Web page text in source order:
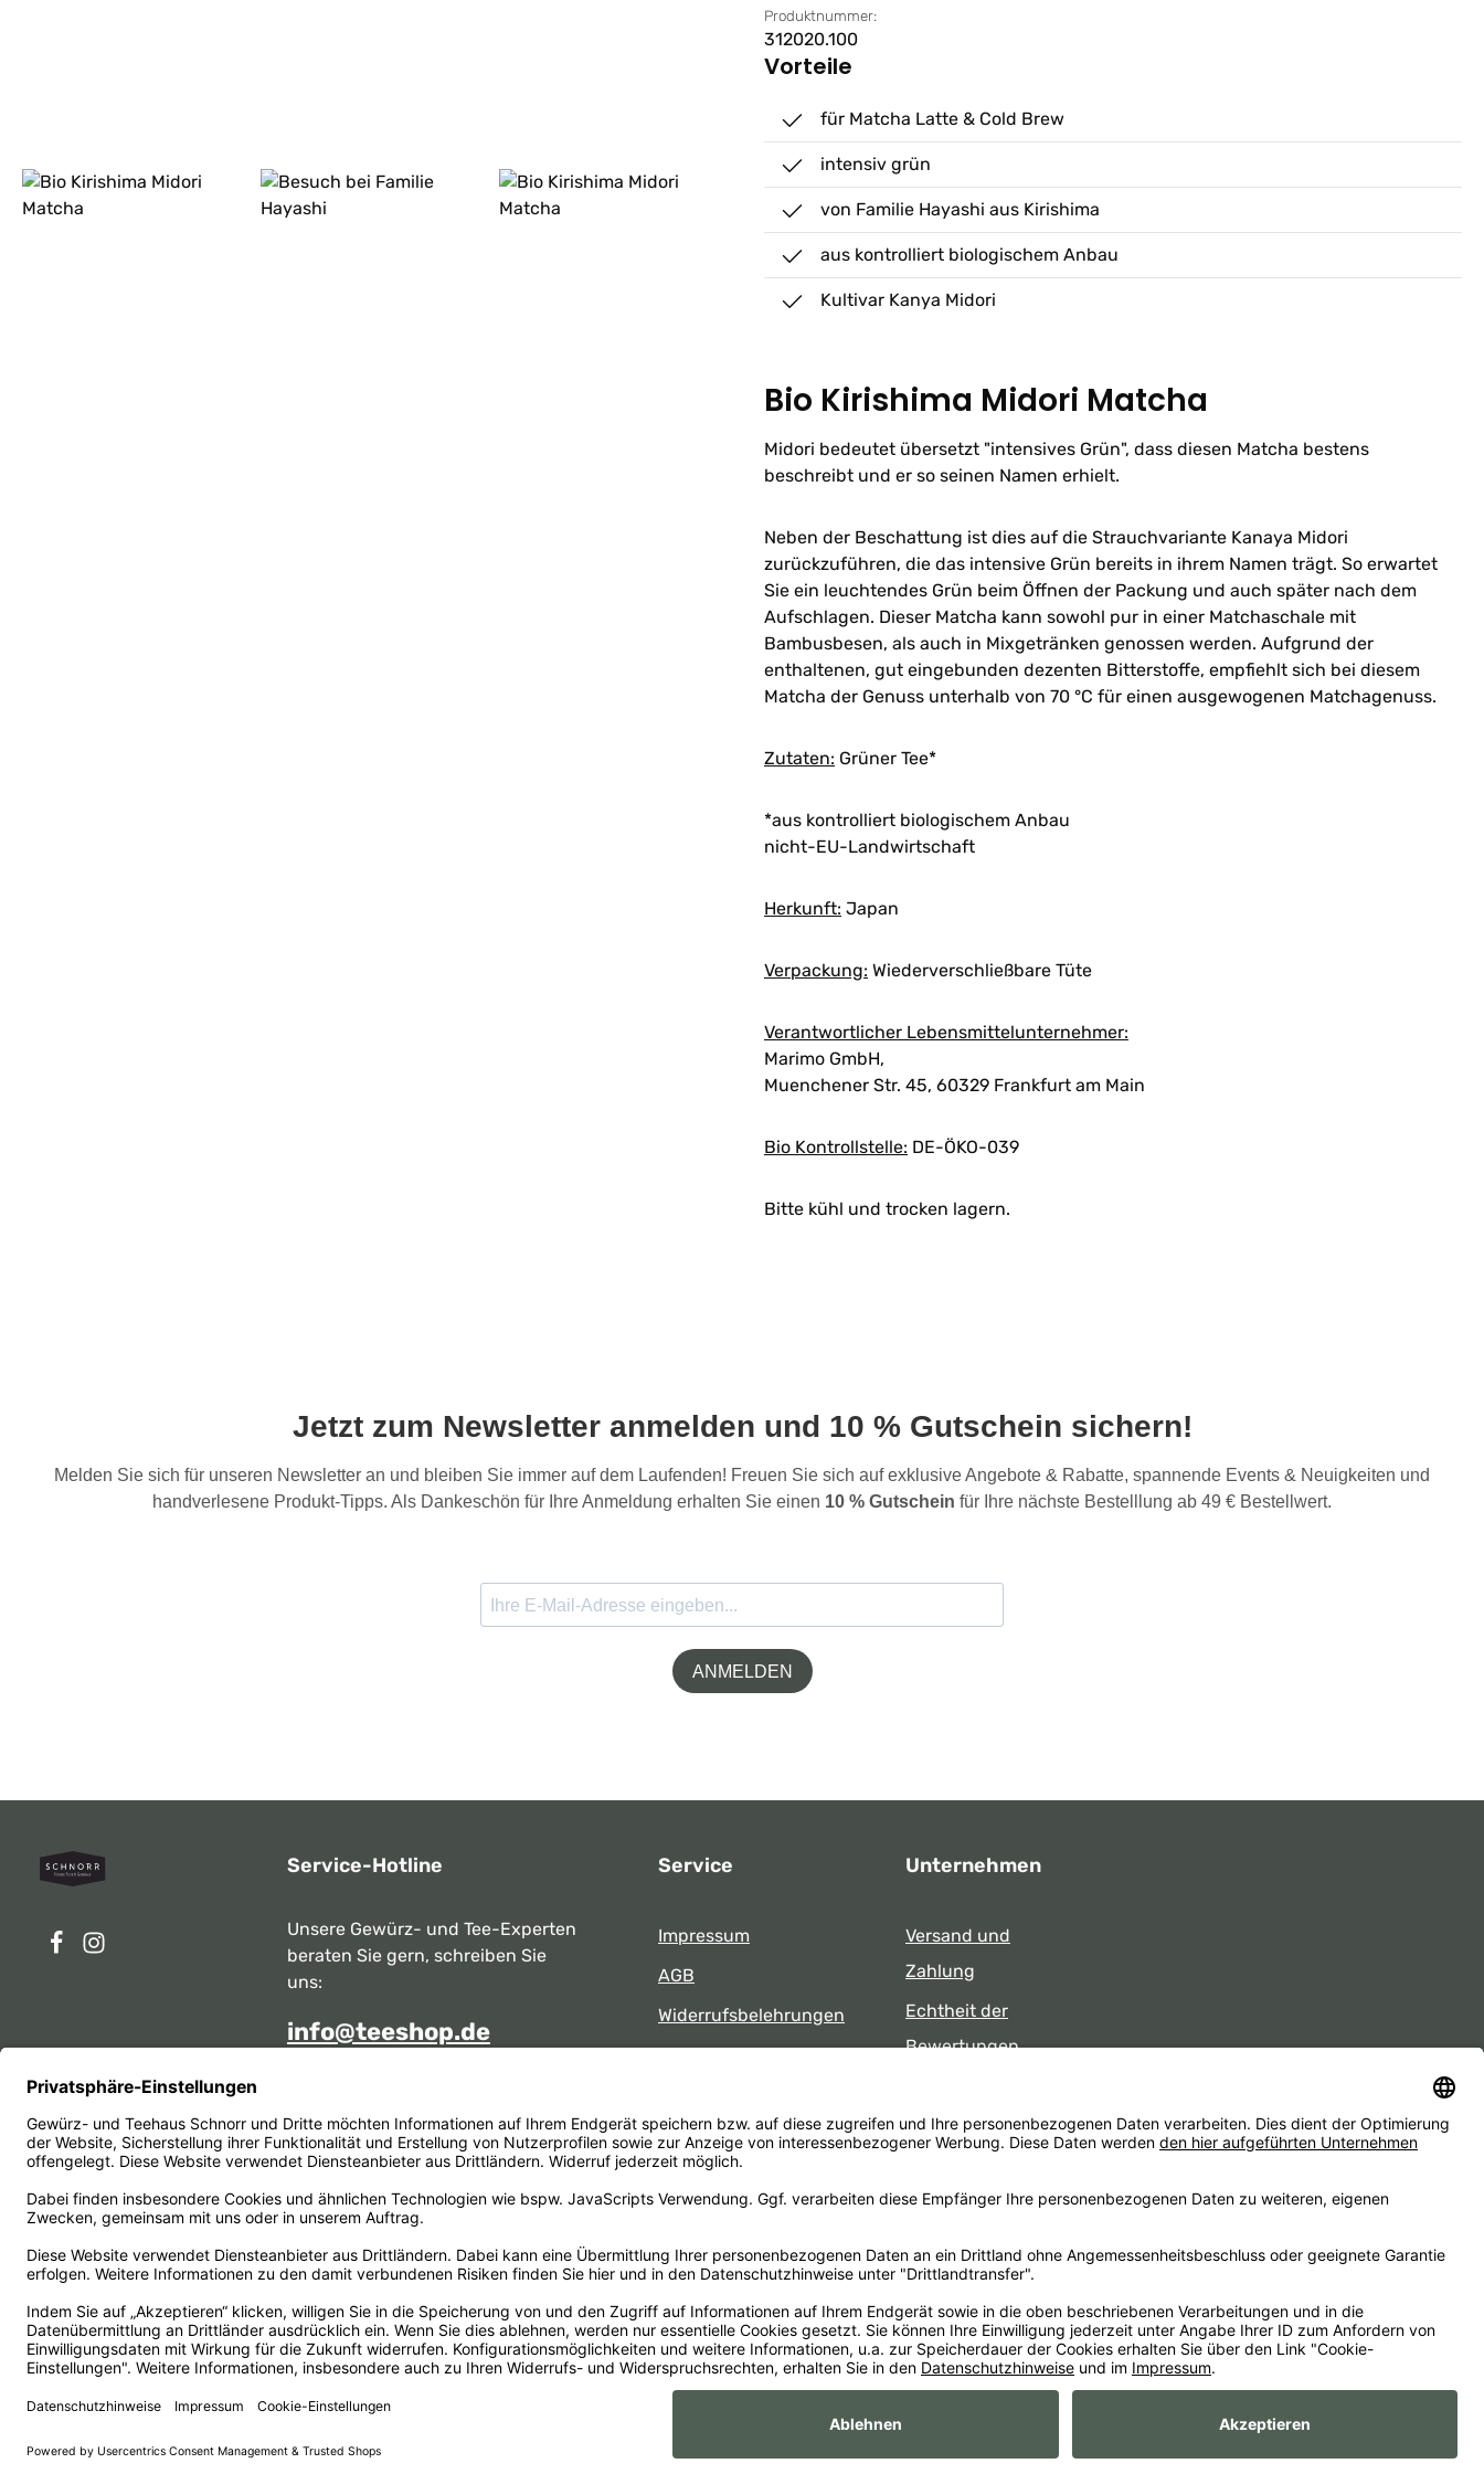
Produktnummer:
312020.100
Vorteile
für Matcha Latte & Cold Brew
intensiv grün
von Familie Hayashi aus Kirishima
aus kontrolliert biologischem Anbau
Kultivar Kanya Midori
Bio Kirishima Midori Matcha
Midori bedeutet übersetzt "intensives Grün", dass diesen Matcha bestens
beschreibt und er so seinen Namen erhielt.
Neben der Beschattung ist dies auf die Strauchvariante Kanaya Midori
zurückzuführen, die das intensive Grün bereits in ihrem Namen trägt. So erwartet
Sie ein leuchtendes Grün beim Öffnen der Packung und auch später nach dem
Aufschlagen. Dieser Matcha kann sowohl pur in einer Matchaschale mit
Bambusbesen, als auch in Mixgetränken genossen werden. Aufgrund der
enthaltenen, gut eingebunden dezenten Bitterstoffe, empfiehlt sich bei diesem
Matcha der Genuss unterhalb von 70 °C für einen ausgewogenen Matchagenuss.
Zutaten: Grüner Tee*
*aus kontrolliert biologischem Anbau
nicht-EU-Landwirtschaft
Herkunft: Japan
Verpackung: Wiederverschließbare Tüte
Verantwortlicher Lebensmittelunternehmer:
Marimo GmbH,
Muenchener Str. 45, 60329 Frankfurt am Main
Bio Kontrollstelle: DE-ÖKO-039
Bitte kühl und trocken lagern.
Jetzt zum Newsletter anmelden und 10 % Gutschein sichern!
Melden Sie sich für unseren Newsletter an und bleiben Sie immer auf dem Laufenden! Freuen Sie sich auf exklusive Angebote & Rabatte, spannende Events & Neuigkeiten und
handverlesene Produkt-Tipps. Als Dankeschön für Ihre Anmeldung erhalten Sie einen 10 % Gutschein für Ihre nächste Bestelllung ab 49 € Bestellwert.
ANMELDEN
Service-Hotline
Unsere Gewürz- und Tee-Experten
beraten Sie gern, schreiben Sie
uns:
info@teeshop.de
Mo - Sa zwischen 10:00 - 17:00 Uhr
unter:
Vertrag widerrufen
Service
Impressum
AGB
Widerrufsbelehrungen
Datenschutz
Unternehmen
Versand und
Zahlung
Echtheit der
Bewertungen
Laden
© 1956 - 2026 Gewürz- und Teehaus Schnorr - with ImpressumAGB WiderrufsbelehrungenDatenschutzBarrierefreiheit